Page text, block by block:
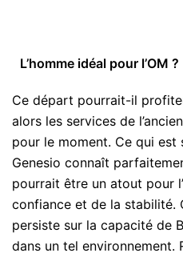
L’homme idéal pour l’OM ?
Ce départ pourrait-il
alors les services de
pour le moment. Ce qui est
Genesio connaît
pourrait être un atout pour
confiance et de la stabilité.
persiste sur la capacité de
dans un tel environnement.